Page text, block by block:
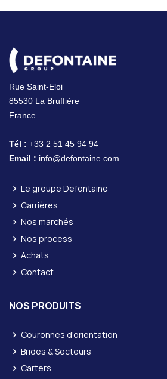
Rue Saint-Eloi
85530 La Bruffière
France
Tél : +33 2 51 45 94 94
Email : info@defontaine.com
Le groupe Defontaine
Carrières
Nos marchés
Nos process
Achats
Contact
NOS PRODUITS
Couronnes d'orientation
Brides & Secteurs
Carters